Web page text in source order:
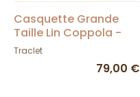
Casquette Grande
Taille Lin Coppola -
Traclet
Traclet
79,00 €